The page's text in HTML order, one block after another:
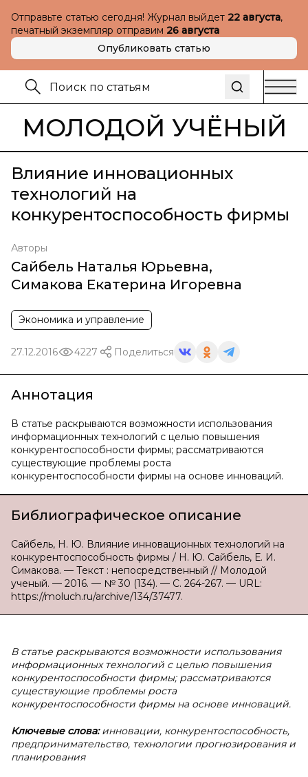
Отправьте статью сегодня! Журнал выйдет 22 августа,
печатный экземпляр отправим 26 августа
Опубликовать статью
МОЛОДОЙ УЧЁНЫЙ
Влияние инновационных
технологий на
конкурентоспособность фирмы
Авторы
Сайбель Наталья Юрьевна,
Симакова Екатерина Игоревна
Экономика и управление
27.12.2016 4227 Поделиться
Аннотация
В статье раскрываются возможности использования
информационных технологий с целью повышения
конкурентоспособности фирмы; рассматриваются
существующие проблемы роста
конкурентоспособности фирмы на основе инноваций.
Библиографическое описание
Сайбель, Н. Ю. Влияние инновационных технологий на
конкурентоспособность фирмы / Н. Ю. Сайбель, Е. И.
Симакова. — Текст : непосредственный // Молодой
ученый. — 2016. — № 30 (134). — С. 264-267. — URL:
https://moluch.ru/archive/134/37477.
В статье раскрываются возможности использования
информационных технологий с целью повышения
конкурентоспособности фирмы; рассматриваются
существующие проблемы роста
конкурентоспособности фирмы на основе инноваций.
Ключевые слова:инновации, конкурентоспособность,
предпринимательство, технологии прогнозирования и
планирования